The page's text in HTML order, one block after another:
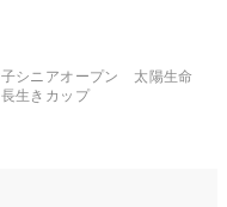
子シニアオープン 太陽生命
生きカップ